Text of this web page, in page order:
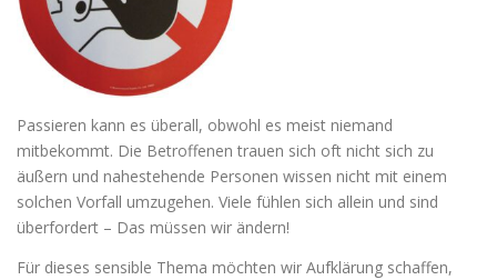
Passieren kann es überall, obwohl es meist niemand
mitbekommt. Die Betroffenen trauen sich oft nicht sich zu
äußern und nahestehende Personen wissen nicht mit einem
solchen Vorfall umzugehen. Viele fühlen sich allein und sind
überfordert – Das müssen wir ändern!
Für dieses sensible Thema möchten wir Aufklärung schaffen,